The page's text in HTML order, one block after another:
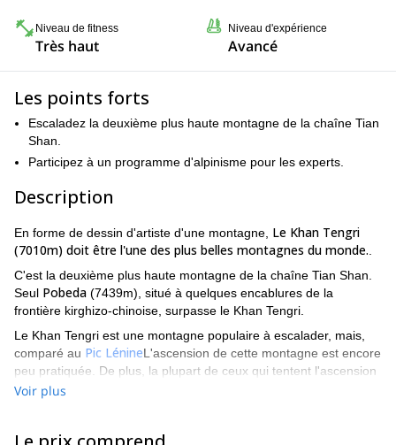
Niveau de fitness
Très haut
Niveau d'expérience
Avancé
Les points forts
Escaladez la deuxième plus haute montagne de la chaîne Tian
Shan.
Participez à un programme d'alpinisme pour les experts.
Description
En forme de dessin d'artiste d'une montagne, Le Khan Tengri
(7010m) doit être l'une des plus belles montagnes du monde.
C'est la deuxième plus haute montagne de la chaîne Tian Shan.
Seul Pobeda (7439m), situé à quelques encablures de la
frontière kirghizo-chinoise, surpasse le Khan Tengri.
Le Khan Tengri est une montagne populaire à escalader, mais,
comparé au Pic LénineL'ascension de cette montagne est encore
peu pratiquée. De plus, la plupart de ceux qui tentent l'ascension
de cette montagne appartiennent à l'ancien bloc soviétique. Les
Voir plus